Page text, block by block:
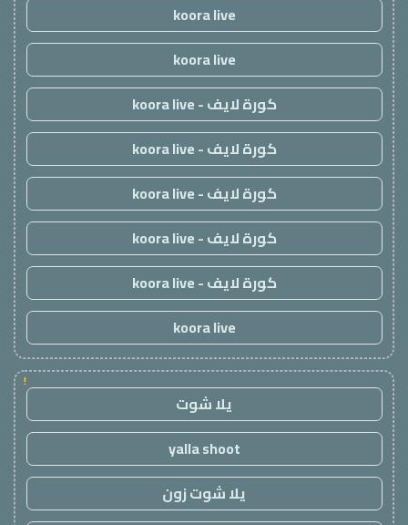
koora live
koora live
كورة لايف - koora live
كورة لايف - koora live
كورة لايف - koora live
كورة لايف - koora live
كورة لايف - koora live
koora live
!
يلا شوت
yalla shoot
يلا شوت زون